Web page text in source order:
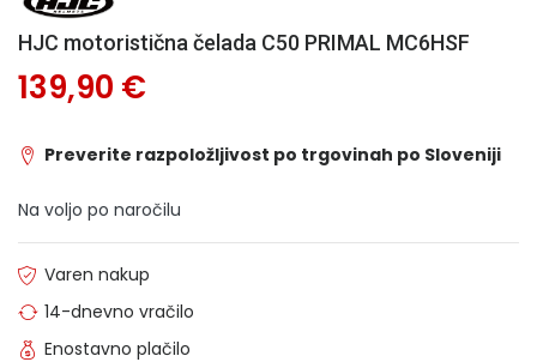
HJC motoristična čelada C50 PRIMAL MC6HSF
139,90 €
Preverite razpoložljivost po trgovinah po Sloveniji
Na voljo po naročilu
Varen nakup
14-dnevno vračilo
Enostavno plačilo